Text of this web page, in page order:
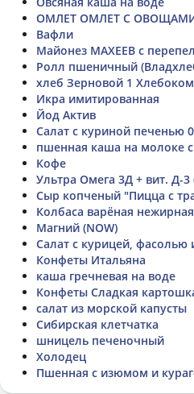
ОМЛЕТ ОМЛЕТ С
Вафли
Майонез МАХЕЕВ с
Ролл пшеничный
хлеб Зерновой 1
Икра имитированная
Йод Актив
Салат с куриной печенью
пшенная каша на молоке
Кофе
Ультра Омега 3Д + вит. Д-3
Сыр копченый "Пицца с
Колбаса варёная
Магний (NOW)
Салат с курицей, фасолью
Конфеты Итальяна
каша гречневая на воде
Конфеты Сладкая
салат из морской капусты
Сибирская клетчатка
шницель печеночный
Холодец
Пшенная с изюмом и